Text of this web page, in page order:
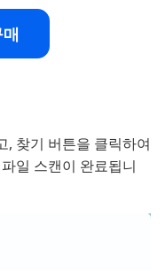
, 찾기 버튼을 클릭하여
일 스캔이 완료됩니